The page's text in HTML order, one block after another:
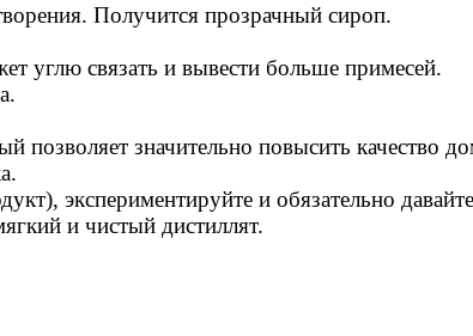
Получится прозрачный сироп.
углю связать и вывести больше примесей.
значительно повысить качество
экспериментируйте и обязательно
и чистый дистиллят.